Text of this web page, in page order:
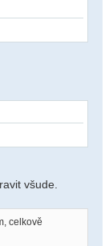
všude.
celkově